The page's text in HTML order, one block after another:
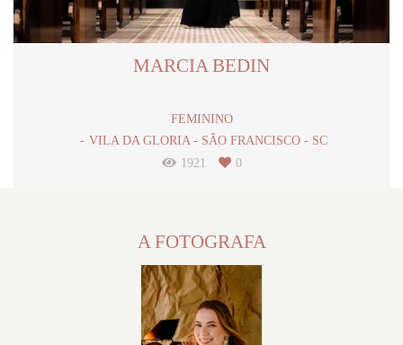
MARCIA BEDIN
FEMININO
VILA DA GLORIA - SÃO FRANCISCO - SC
1921
0
A FOTOGRAFA